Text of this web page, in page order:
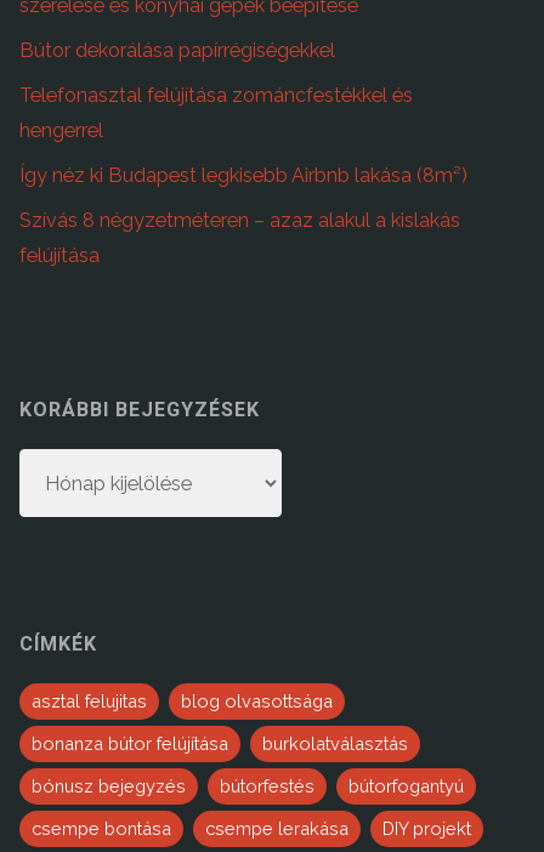
szerelése és konyhai gépek beépítése
Bútor dekorálása papírrégiségekkel
Telefonasztal felújítása zománcfestékkel és
hengerrel
Így néz ki Budapest legkisebb Airbnb lakása (8m²)
Szívás 8 négyzetméteren – azaz alakul a kislakás
felújítása
KORÁBBI BEJEGYZÉSEK
bejegyzések
CÍMKÉK
asztal felujitas blog olvasottsága
bonanza bútor felújítása burkolatválasztás
bónusz bejegyzés bútorfestés bútorfogantyú
csempe bontása csempe lerakása DIY projekt